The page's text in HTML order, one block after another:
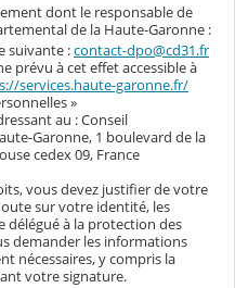
dont le responsable de
de la Haute-Garonne :
suivante :contact-dpo@cd31.fr
prévu à cet effet accessible à
services.haute-garonne.fr/
»
au : Conseil
Garonne, 1 boulevard de la
cedex 09, France
vous devez justifier de votre
sur votre identité, les
délégué à la protection des
demander les informations
nécessaires, y compris la
votre signature.